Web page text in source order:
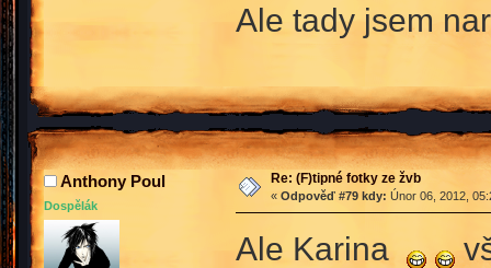
Ale tady jsem
Anthony Poul
Dospělák
Re: (F)tipné fotky ze žvb
« Odpověď #79 kdy: Únor 06, 2012,
Ale Karina